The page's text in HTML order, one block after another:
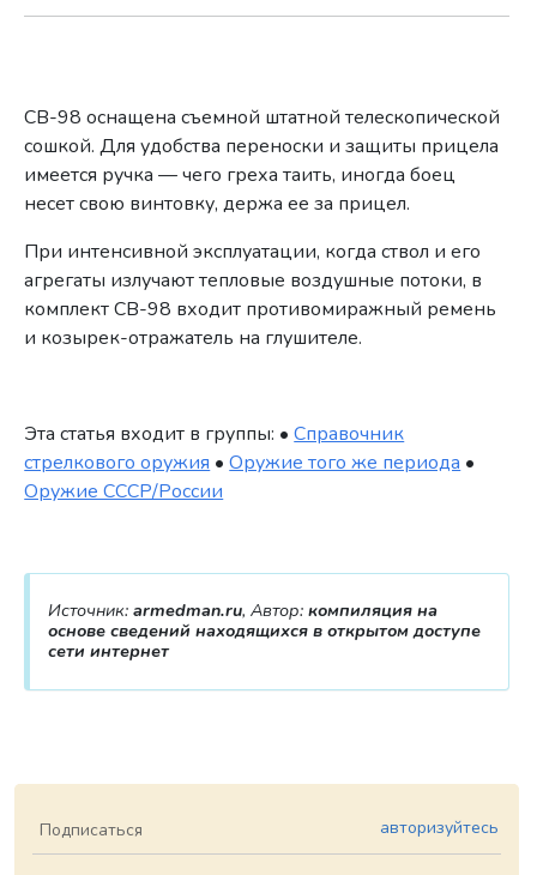
СВ-98 оснащена съемной штатной телескопической
сошкой. Для удобства переноски и защиты прицела
имеется ручка — чего греха таить, иногда боец
несет свою винтовку, держа ее за прицел.
При интенсивной эксплуатации, когда ствол и его
агрегаты излучают тепловые воздушные потоки, в
комплект СВ-98 входит противомиражный ремень
и козырек-отражатель на глушителе.
Эта статья входит в группы: •Справочник
стрелкового оружия •Оружие того же периода •
Оружие СССР/России
Источник: armedman.ru, Автор: компиляция на
основе сведений находящихся в открытом доступе
сети интернет
Подписаться авторизуйтесь